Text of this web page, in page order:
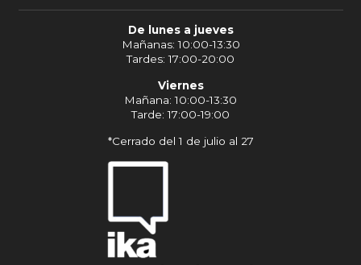
De lunes a jueves
Mañanas: 10:00-13:30
Tardes: 17:00-20:00
Viernes
Mañana: 10:00-13:30
Tarde: 17:00-19:00
*Cerrado del 1 de julio al 27